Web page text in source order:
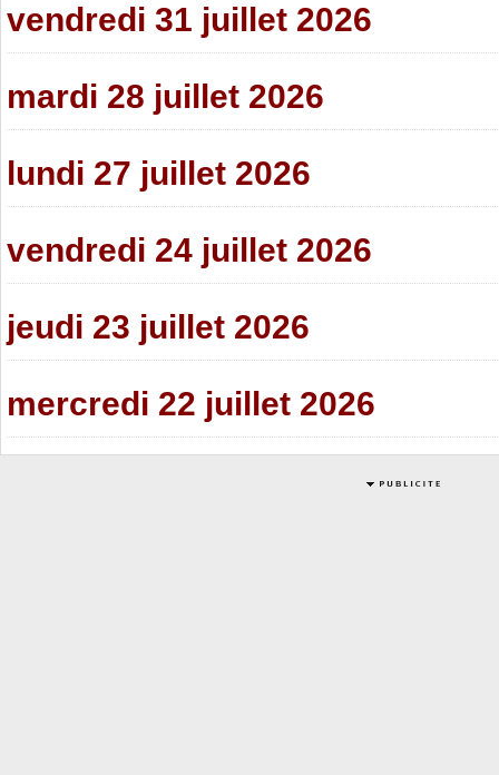
vendredi 31 juillet 2026
mardi 28 juillet 2026
lundi 27 juillet 2026
vendredi 24 juillet 2026
jeudi 23 juillet 2026
mercredi 22 juillet 2026